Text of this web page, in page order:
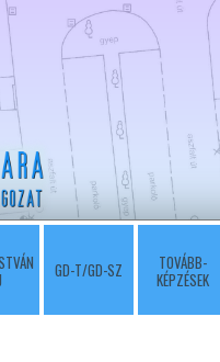
GD-T/GD-SZ
TOVÁBB-
KÉPZÉSEK